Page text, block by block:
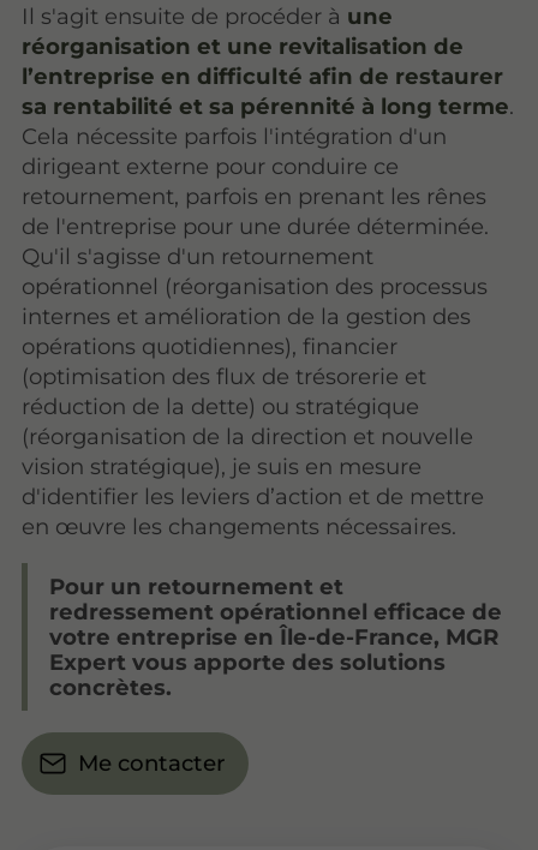
Il s'agit ensuite de procéder à une
réorganisation et une revitalisation de
l’entreprise en difficulté afin de restaurer
sa rentabilité et sa pérennité à long terme.
Cela nécessite parfois l'intégration d'un
dirigeant externe pour conduire ce
retournement, parfois en prenant les rênes
de l'entreprise pour une durée déterminée.
Qu'il s'agisse d'un retournement
opérationnel (réorganisation des processus
internes et amélioration de la gestion des
opérations quotidiennes), financier
(optimisation des flux de trésorerie et
réduction de la dette) ou stratégique
(réorganisation de la direction et nouvelle
vision stratégique), je suis en mesure
d'identifier les leviers d’action et de mettre
en œuvre les changements nécessaires.
Pour un retournement et
redressement opérationnel efficace de
votre entreprise en Île-de-France, MGR
Expert vous apporte des solutions
concrètes.
Me contacter